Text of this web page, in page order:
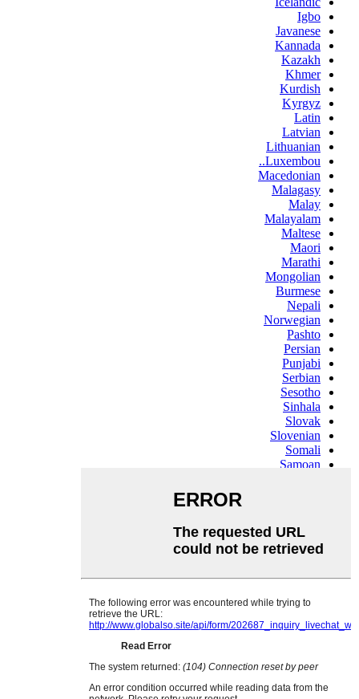
Igbo
Javanese
Kannada
Kazakh
Khmer
Kurdish
Kyrgyz
Latin
Latvian
Lithuanian
Luxembou..
Macedonian
Malagasy
Malay
Malayalam
Maltese
Maori
Marathi
Mongolian
Burmese
Nepali
Norwegian
Pashto
Persian
Punjabi
Serbian
Sesotho
Sinhala
Slovak
Slovenian
Somali
Samoan
Swahili
Tajik
Telugu
Ukrainian
Urdu
Welsh
Xhosa
Yiddish